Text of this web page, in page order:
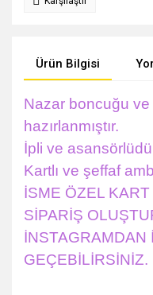
Ürün Bilgisi
Nazar boncuğu ve
hazırlanmıştır.
İpli ve
Kartlı ve şeffaf
İSME ÖZEL
SİPARİŞ
İNSTAGRAMDAN
GEÇEBİLİRSİNİZ.